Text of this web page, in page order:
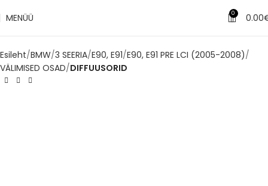
MENÜÜ 0 0.00
Esileht BMW 3 SEERIA E90, E91 E90, E91 PRE LCI (2005-2008)
VÄLIMISED OSAD DIFFUUSORID
✔Tarne 1–3 tööpäeva jooksul